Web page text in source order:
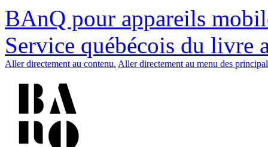
BAnQ pour appareils
Service québécois du livre
Aller directement au contenu. Aller directement au menu des